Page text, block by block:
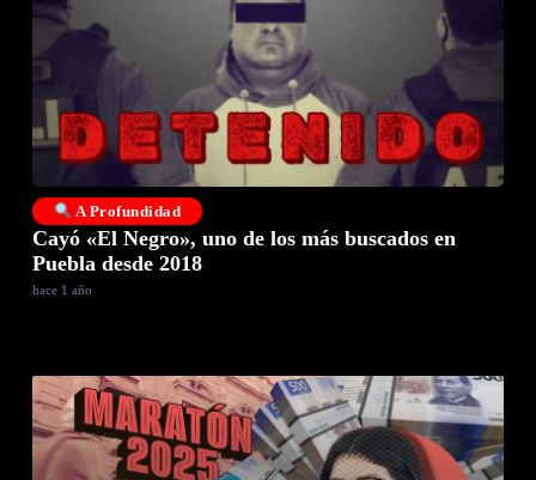
A Profundidad
Cayó «El Negro», uno de los más buscados en
Puebla desde 2018
hace 1 año